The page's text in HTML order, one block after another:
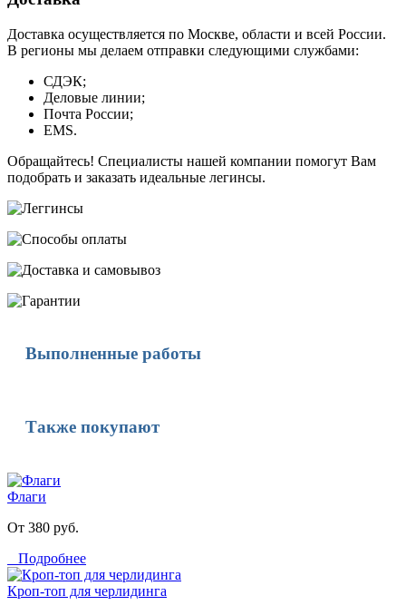
Доставка осуществляется по Москве, области и всей России.
В регионы мы делаем отправки следующими службами:
СДЭК;
Деловые линии;
Почта России;
EMS.
Обращайтесь! Специалисты нашей компании помогут Вам
подобрать и заказать идеальные легинсы.
Выполненные работы
Также покупают
Флаги
От 380 руб.
Подробнее
Кроп-топ для черлидинга